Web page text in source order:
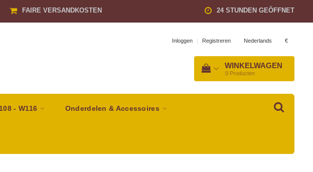
FAIRE VERSANDKOSTEN 24 STUNDEN GEÖFFNET
Inloggen | Registreren Nederlands €
WINKELWAGEN
0 Producten
- W116 Onderdelen & Accessoires